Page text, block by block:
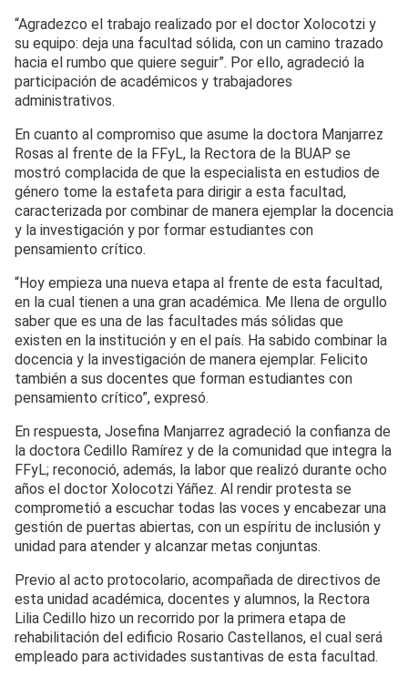
“Agradezco el trabajo realizado por el doctor Xolocotzi y
su equipo: deja una facultad sólida, con un camino trazado
hacia el rumbo que quiere seguir”. Por ello, agradeció la
participación de académicos y trabajadores
administrativos.
En cuanto al compromiso que asume la doctora Manjarrez
Rosas al frente de la FFyL, la Rectora de la BUAP se
mostró complacida de que la especialista en estudios de
género tome la estafeta para dirigir a esta facultad,
caracterizada por combinar de manera ejemplar la docencia
y la investigación y por formar estudiantes con
pensamiento crítico.
“Hoy empieza una nueva etapa al frente de esta facultad,
en la cual tienen a una gran académica. Me llena de orgullo
saber que es una de las facultades más sólidas que
existen en la institución y en el país. Ha sabido combinar la
docencia y la investigación de manera ejemplar. Felicito
también a sus docentes que forman estudiantes con
pensamiento crítico”, expresó.
En respuesta, Josefina Manjarrez agradeció la confianza de
la doctora Cedillo Ramírez y de la comunidad que integra la
FFyL; reconoció, además, la labor que realizó durante ocho
años el doctor Xolocotzi Yáñez. Al rendir protesta se
comprometió a escuchar todas las voces y encabezar una
gestión de puertas abiertas, con un espíritu de inclusión y
unidad para atender y alcanzar metas conjuntas.
Previo al acto protocolario, acompañada de directivos de
esta unidad académica, docentes y alumnos, la Rectora
Lilia Cedillo hizo un recorrido por la primera etapa de
rehabilitación del edificio Rosario Castellanos, el cual será
empleado para actividades sustantivas de esta facultad.